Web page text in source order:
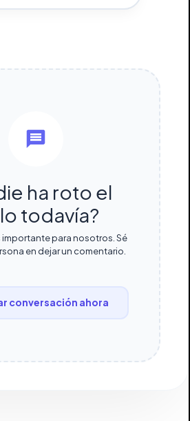
ha roto el
todavía?
importante para nosotros. Sé
en dejar un comentario.
conversación ahora